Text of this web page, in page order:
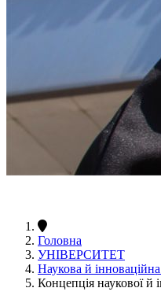
Головна
УНІВЕРСИТЕТ
Наукова й інноваційна
Концепція наукової й